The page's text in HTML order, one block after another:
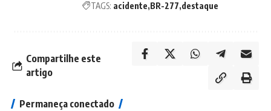
TAGS: acidente BR-277 destaque
Compartilhe este
artigo
Permaneça conectado